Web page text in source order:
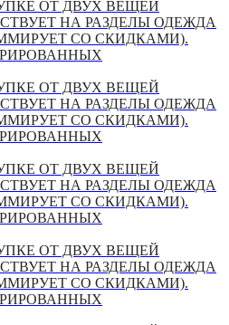
ОТ ДВУХ ВЕЩЕЙ
НА РАЗДЕЛЫ ОДЕЖДА
СО СКИДКАМИ).
ОТ ДВУХ ВЕЩЕЙ
НА РАЗДЕЛЫ ОДЕЖДА
СО СКИДКАМИ).
ОТ ДВУХ ВЕЩЕЙ
НА РАЗДЕЛЫ ОДЕЖДА
СО СКИДКАМИ).
ОТ ДВУХ ВЕЩЕЙ
НА РАЗДЕЛЫ ОДЕЖДА
СО СКИДКАМИ).